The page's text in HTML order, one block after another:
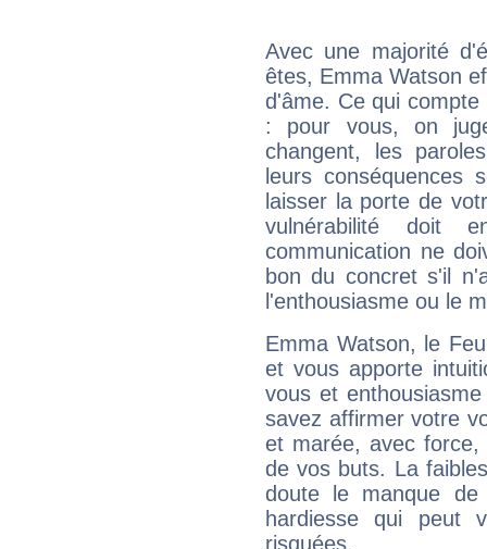
Avec une majorité
êtes, Emma Watson
d'âme. Ce qui
: pour vous, on
changent, les
leurs conséquences
laisser la porte de
vulnérabilité doit
communication ne
bon du concret s'il
l'enthousiasme ou le
Emma Watson, le
et vous apporte
vous et
savez affirmer votre
et marée, avec
de vos buts. La
doute le manque
hardiesse qui peut
risquées.